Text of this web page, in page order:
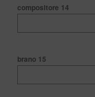
compositore 14
brano 15